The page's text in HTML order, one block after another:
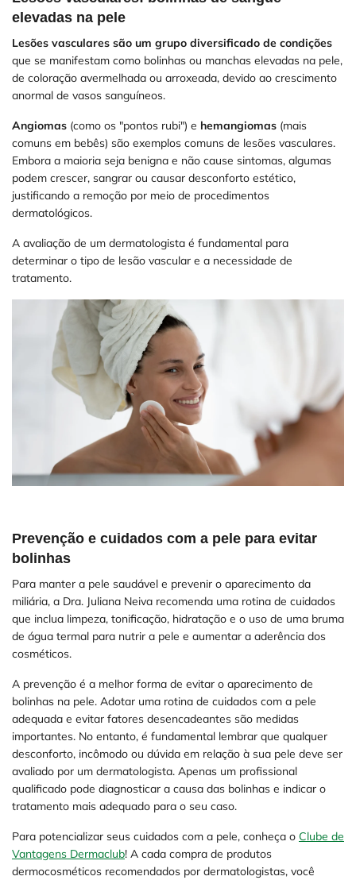
elevadas na pele
Lesões vasculares são um grupo diversificado de condições
que se manifestam como bolinhas ou manchas elevadas na pele,
de coloração avermelhada ou arroxeada, devido ao crescimento
anormal de vasos sanguíneos.
Angiomas (como os "pontos rubi") e hemangiomas (mais
comuns em bebês) são exemplos comuns de lesões vasculares.
Embora a maioria seja benigna e não cause sintomas, algumas
podem crescer, sangrar ou causar desconforto estético,
justificando a remoção por meio de procedimentos
dermatológicos.
A avaliação de um dermatologista é fundamental para
determinar o tipo de lesão vascular e a necessidade de
tratamento.
Prevenção e cuidados com a pele para evitar
bolinhas
Para manter a pele saudável e prevenir o aparecimento da
miliária, a Dra. Juliana Neiva recomenda uma rotina de cuidados
que inclua limpeza, tonificação, hidratação e o uso de uma bruma
de água termal para nutrir a pele e aumentar a aderência dos
cosméticos.
A prevenção é a melhor forma de evitar o aparecimento de
bolinhas na pele. Adotar uma rotina de cuidados com a pele
adequada e evitar fatores desencadeantes são medidas
importantes. No entanto, é fundamental lembrar que qualquer
desconforto, incômodo ou dúvida em relação à sua pele deve ser
avaliado por um dermatologista. Apenas um profissional
qualificado pode diagnosticar a causa das bolinhas e indicar o
tratamento mais adequado para o seu caso.
Para potencializar seus cuidados com a pele, conheça o Clube de
Vantagens Dermaclub! A cada compra de produtos
dermocosméticos recomendados por dermatologistas, você